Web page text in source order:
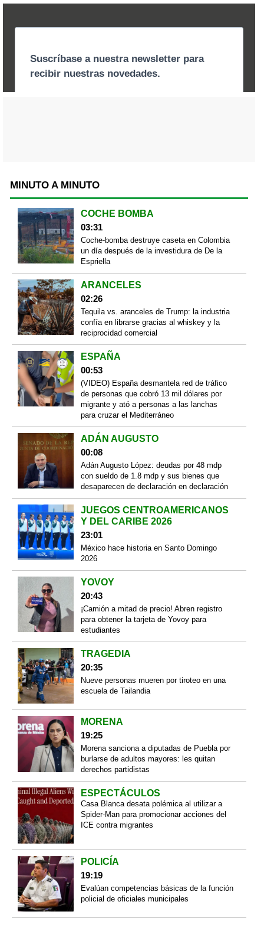
MINUTO A MINUTO
COCHE BOMBA
03:31
Coche-bomba destruye caseta en Colombia
un día después de la investidura de De la
Espriella
ARANCELES
02:26
Tequila vs. aranceles de Trump: la industria
confía en librarse gracias al whiskey y la
reciprocidad comercial
ESPAÑA
00:53
(VIDEO) España desmantela red de tráfico
de personas que cobró 13 mil dólares por
migrante y ató a personas a las lanchas
para cruzar el Mediterráneo
ADÁN AUGUSTO
00:08
Adán Augusto López: deudas por 48 mdp
con sueldo de 1.8 mdp y sus bienes que
desaparecen de declaración en declaración
JUEGOS CENTROAMERICANOS
Y DEL CARIBE 2026
23:01
México hace historia en Santo Domingo
2026
YOVOY
20:43
¡Camión a mitad de precio! Abren registro
para obtener la tarjeta de Yovoy para
estudiantes
TRAGEDIA
20:35
Nueve personas mueren por tiroteo en una
escuela de Tailandia
MORENA
19:25
Morena sanciona a diputadas de Puebla por
burlarse de adultos mayores: les quitan
derechos partidistas
ESPECTÁCULOS
Casa Blanca desata polémica al utilizar a
Spider-Man para promocionar acciones del
ICE contra migrantes
POLICÍA
19:19
Evalúan competencias básicas de la función
policial de oficiales municipales